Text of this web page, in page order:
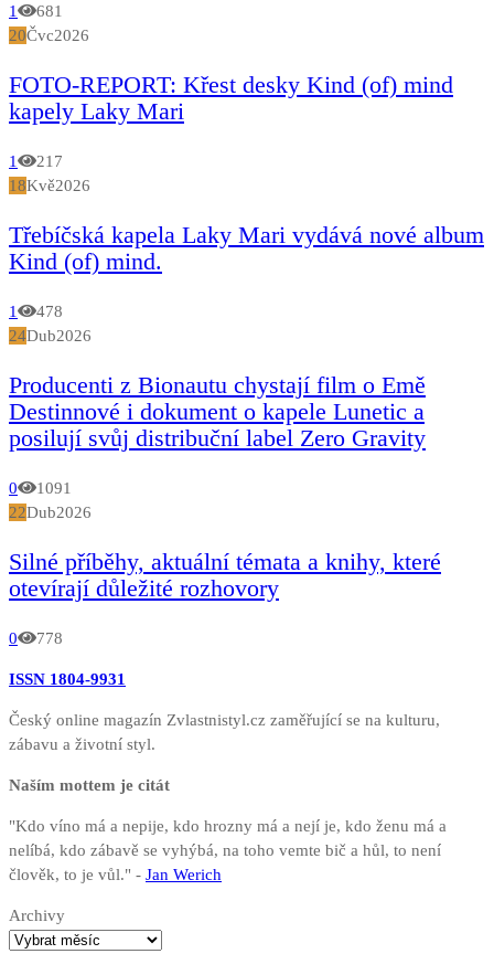
1
681
20Čvc2026
FOTO-REPORT: Křest desky Kind (of) mind
kapely Laky Mari
1
217
18Kvě2026
Třebíčská kapela Laky Mari vydává nové album
Kind (of) mind.
1
478
24Dub2026
Producenti z Bionautu chystají film o Emě
Destinnové i dokument o kapele Lunetic a
posilují svůj distribuční label Zero Gravity
0
1091
22Dub2026
Silné příběhy, aktuální témata a knihy, které
otevírají důležité rozhovory
0 778
ISSN 1804-9931
Český online magazín Zvlastnistyl.cz zaměřující se na kulturu,
zábavu a životní styl.
Naším mottem je citát
"Kdo víno má a nepije, kdo hrozny má a nejí je, kdo ženu má a
nelíbá, kdo zábavě se vyhýbá, na toho vemte bič a hůl, to není
člověk, to je vůl." - Jan Werich
Archivy